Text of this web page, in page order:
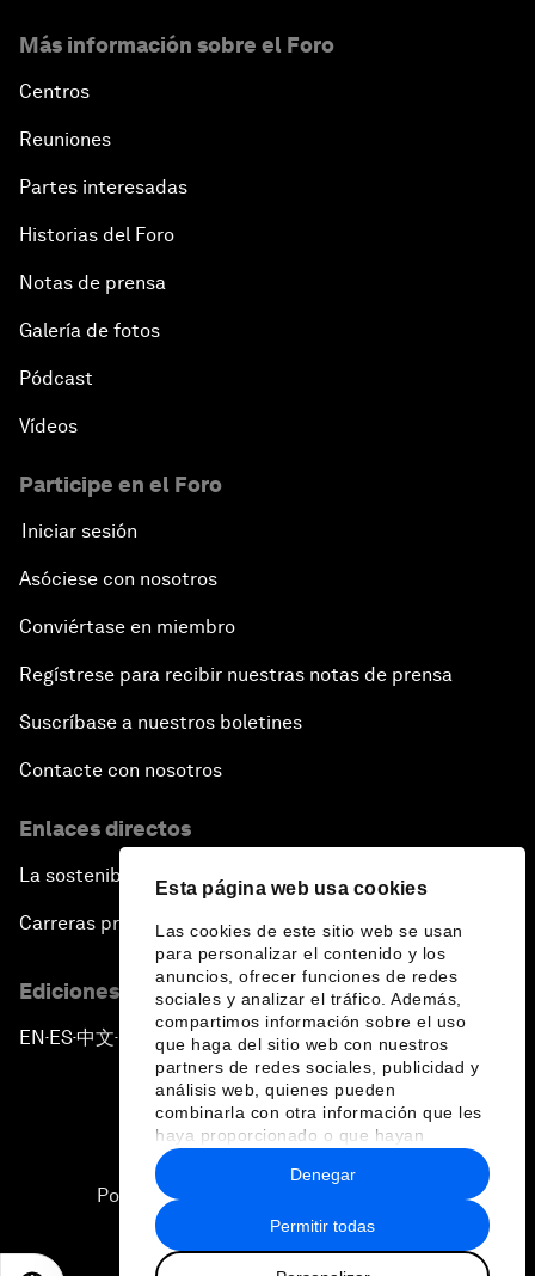
Esta página web usa cookies
Las cookies de este sitio web se usan
para personalizar el contenido y los
anuncios, ofrecer funciones de redes
sociales y analizar el tráfico. Además,
compartimos información sobre el uso
que haga del sitio web con nuestros
partners de redes sociales, publicidad y
análisis web, quienes pueden
combinarla con otra información que les
haya proporcionado o que hayan
recopilado a partir del uso que haya
hecho de sus servicios.
Permitir todas
Denegar
Más información sobre el Foro
Centros
Reuniones
Partes interesadas
Historias del Foro
Notas de prensa
Galería de fotos
Pódcast
Vídeos
Participe en el Foro
Iniciar sesión
Asóciese con nosotros
Conviértase en miembro
Regístrese para recibir nuestras notas de prensa
Suscríbase a nuestros boletines
Contacte con nosotros
Enlaces directos
La sostenibilidad en el Foro
Carreras profesionales
Ediciones en otros idiomas
EN ▪ ES▪中文▪ 日本語
Política de privacidad y normas de uso